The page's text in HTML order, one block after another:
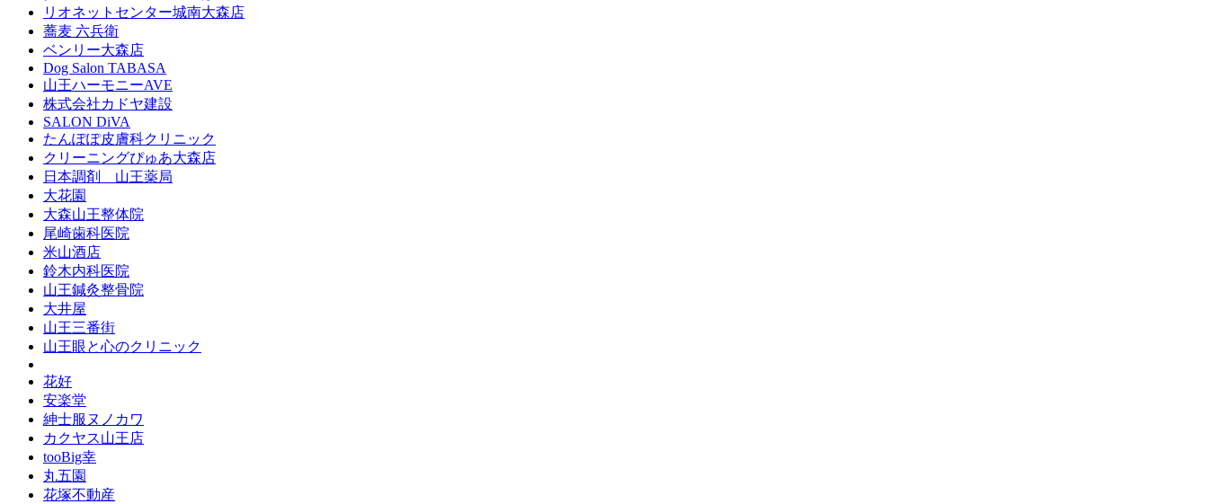
リオネットセンター城南大森店
蕎麦 六兵衛
ベンリー大森店
Dog Salon TABASA
山王ハーモニーAVE
株式会社カドヤ建設
SALON DiVA
たんぽぽ皮膚科クリニック
クリーニングぴゅあ大森店
日本調剤 山王薬局
大花園
大森山王整体院
尾崎歯科医院
米山酒店
鈴木内科医院
山王鍼灸整骨院
大井屋
山王三番街
山王眼と心のクリニック
花好
安楽堂
紳士服ヌノカワ
カクヤス山王店
tooBig幸
丸五園
花塚不動産